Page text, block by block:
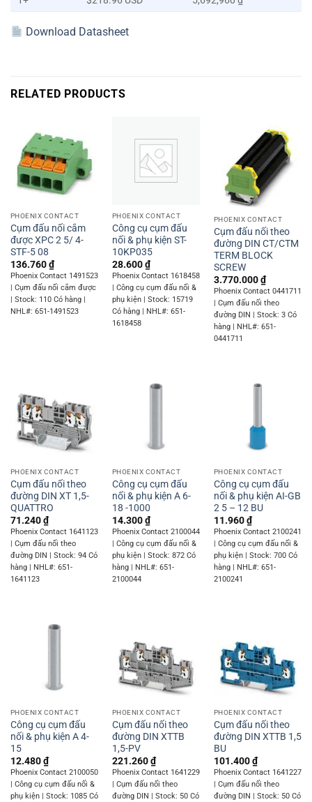
Download Datasheet
RELATED PRODUCTS
PHOENIX CONTACT
Cụm đấu nối cắm
được XPC 2 5/ 4-
STF-5 08
136.760₫
Phoenix Contact 1491523
| Cụm đấu nối cắm được
| Stock: 110 Có hàng |
NHL#: 651-1491523
PHOENIX CONTACT
Công cụ cụm đấu
nối & phụ kiện ST-
10KP035
28.600₫
Phoenix Contact 1618458
| Công cụ cụm đấu nối &
phụ kiện | Stock: 15719
Có hàng | NHL#: 651-
1618458
PHOENIX CONTACT
Cụm đấu nối theo
đường DIN CT/CTM
TERM BLOCK
SCREW
3.770.000₫
Phoenix Contact 0441711
| Cụm đấu nối theo
đường DIN | Stock: 3 Có
hàng | NHL#: 651-
0441711
PHOENIX CONTACT
Cụm đấu nối theo
đường DIN XT 1,5-
QUATTRO
71.240₫
Phoenix Contact 1641123
| Cụm đấu nối theo
đường DIN | Stock: 94 Có
hàng | NHL#: 651-
1641123
PHOENIX CONTACT
Công cụ cụm đấu
nối & phụ kiện A 6-
18 -1000
14.300₫
Phoenix Contact 2100044
| Công cụ cụm đấu nối &
phụ kiện | Stock: 872 Có
hàng | NHL#: 651-
2100044
PHOENIX CONTACT
Công cụ cụm đấu
nối & phụ kiện AI-GB
2 5 – 12 BU
11.960₫
Phoenix Contact 2100241
| Công cụ cụm đấu nối &
phụ kiện | Stock: 700 Có
hàng | NHL#: 651-
2100241
PHOENIX CONTACT
Công cụ cụm đấu
nối & phụ kiện A 4-
15
12.480₫
Phoenix Contact 2100050
| Công cụ cụm đấu nối &
phụ kiện | Stock: 1085 Có
PHOENIX CONTACT
Cụm đấu nối theo
đường DIN XTTB
1,5-PV
221.260₫
Phoenix Contact 1641229
| Cụm đấu nối theo
đường DIN | Stock: 50 Có
PHOENIX CONTACT
Cụm đấu nối theo
đường DIN XTTB 1,5
BU
101.400₫
Phoenix Contact 1641227
| Cụm đấu nối theo
đường DIN | Stock: 50 Có